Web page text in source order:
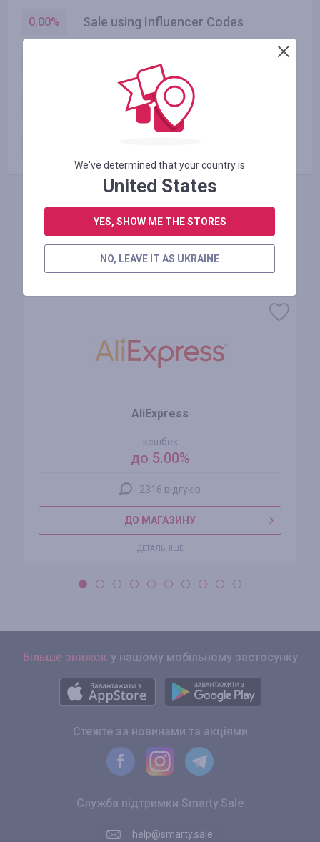
0.00% Sale using Influencer Codes
Sale using DigiZag Promo Codes
Sale using Unapproved Promo Codes
АВТОРИЗУЙТЕСЬ, ЩОБ ЗАЛИШИТИ ВІДГУК
Схожі магазини
AliExpress
кешбек
до 5.00%
2316 відгуків
ДО МАГАЗИНУ
ДЕТАЛЬНІШЕ
Більше знижок у нашому мобільному застосунку
Стежте за новинами та акціями
Служба підтримки Smarty.Sale
help@smarty.sale
We've determined that your country is
United States
YES, SHOW ME THE STORES
NO, LEAVE IT AS UKRAINE